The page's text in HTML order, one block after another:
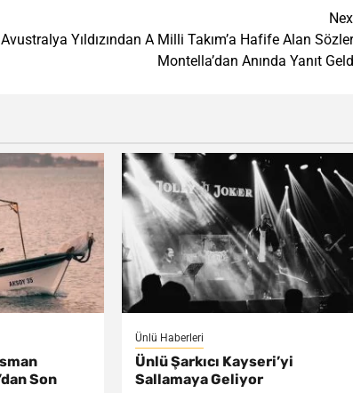
Avustralya Yıldızından A Milli Takım’a Hafife Alan
Montella’dan Anında Yanıt
Son
Ünlü Haberleri
Ünlü Şarkıcı Kayseri’yi
Sallamaya Geliyor